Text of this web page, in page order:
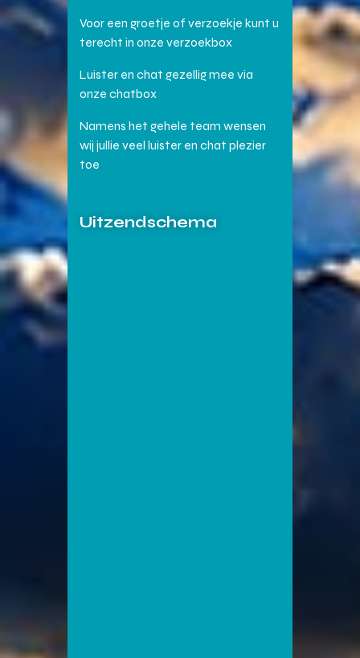
Voor een groetje of verzoekje kunt u
terecht in onze verzoekbox
Luister en chat gezellig mee via
onze chatbox
Namens het gehele team wensen
wij jullie veel luister en chat plezier
toe
Uitzendschema